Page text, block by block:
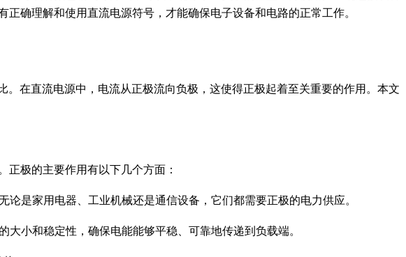
确理解和使用直流电源符号，才能确保电子设备和电路的正常工作。
。在直流电源中，电流从正极流向负极，这使得正极起着至关重要的作用。本文
极的主要作用有以下几个方面：
是家用电器、工业机械还是通信设备，它们都需要正极的电力供应。
小和稳定性，确保电能能够平稳、可靠地传递到负载端。